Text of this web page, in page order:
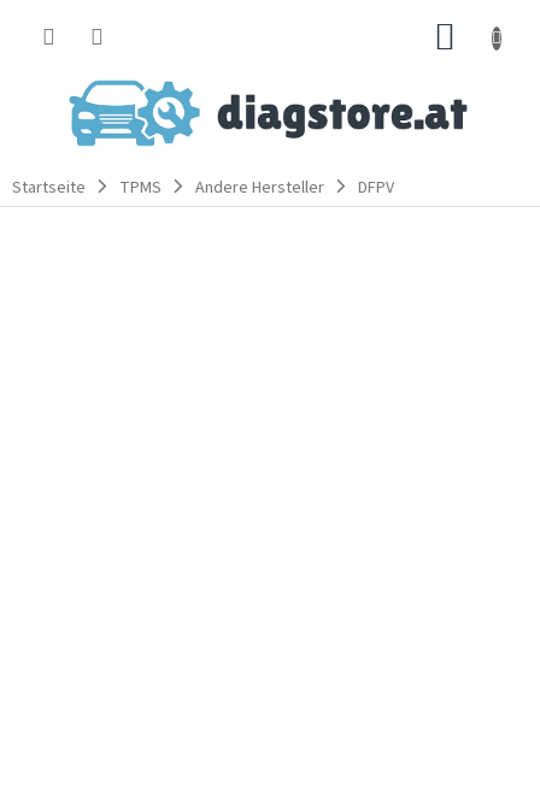
Startseite TPMS Andere Hersteller DFPV